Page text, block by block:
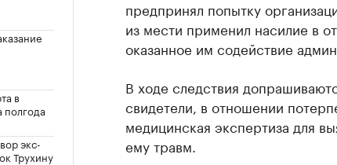
в
полгода
экс-
Трухину
предпринял попытку
из мести применил насилие в
оказанное им содействие
В ходе следствия
свидетели, в отношении
медицинская экспертиза для
ему травм.